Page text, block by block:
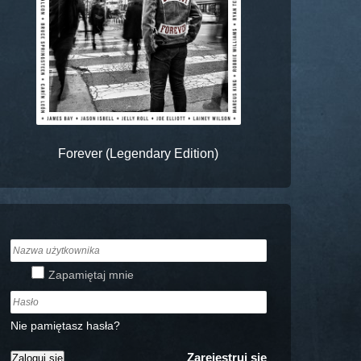
Forever (Legendary Edition)
Zapamiętaj mnie
Nie pamiętasz hasła?
Zarejestruj się